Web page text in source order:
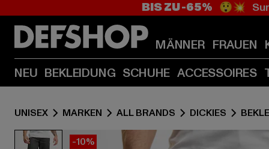
BIS ZU -65% 😲💥
MÄNNER FRAUEN
NEU BEKLEIDUNG SCHUHE ACCESSOIRES
UNISEX MARKEN ALL BRANDS DICKIES
-10%